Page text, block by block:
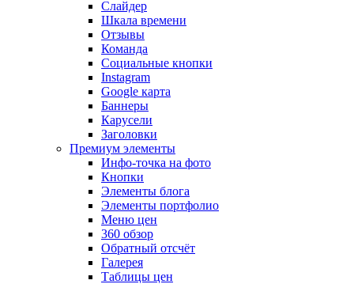
Слайдер
Шкала времени
Отзывы
Команда
Социальные кнопки
Instagram
Google карта
Баннеры
Карусели
Заголовки
Премиум элементы
Инфо-точка на фото
Кнопки
Элементы блога
Элементы портфолио
Меню цен
360 обзор
Обратный отсчёт
Галерея
Таблицы цен